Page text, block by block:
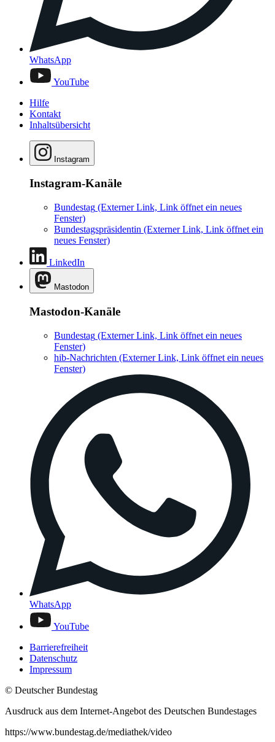
WhatsApp
YouTube
Hilfe
Kontakt
Inhaltsübersicht
Instagram
Instagram-Kanäle
Bundestag (Externer Link, Link öffnet ein neues
Fenster)
Bundestagspräsidentin (Externer Link, Link öffnet ein
neues Fenster)
LinkedIn
Mastodon
Mastodon-Kanäle
Bundestag (Externer Link, Link öffnet ein neues
Fenster)
hib-Nachrichten (Externer Link, Link öffnet ein neues
Fenster)
WhatsApp
YouTube
Barrierefreiheit
Datenschutz
Impressum
© Deutscher Bundestag
Ausdruck aus dem Internet-Angebot des Deutschen Bundestages
https://www.bundestag.de/mediathek/video